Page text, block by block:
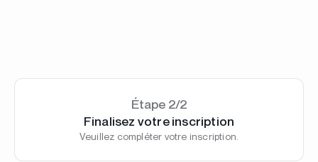
Étape 2/2
Finalisez votre inscription
Veuillez compléter votre inscription.